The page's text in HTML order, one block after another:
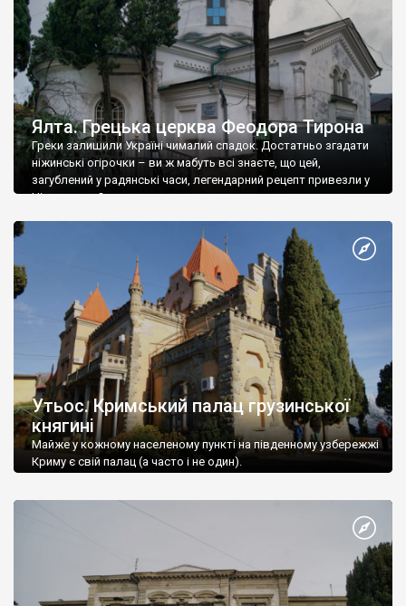
Ялта. Грецька церква Феодора Тирона
Греки залишили Україні чималий спадок. Достатньо згадати
ніжинські огірочки – ви ж мабуть всі знаєте, що цей,
загублений у радянські часи, легендарний рецепт привезли у
Ніжин греки?
Утьос. Кримський палац грузинської
княгині
Майже у кожному населеному пункті на південному узбережжі
Криму є свій палац (а часто і не один).